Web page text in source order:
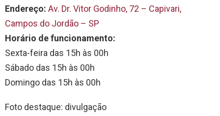
Endereço: Av. Dr. Vitor Godinho, 72 – Capivari,
Campos do Jordão – SP
Horário de funcionamento:
Sexta-feira das 15h às 00h
Sábado das 15h às 00h
Domingo das 15h às 00h
Foto destaque: divulgação